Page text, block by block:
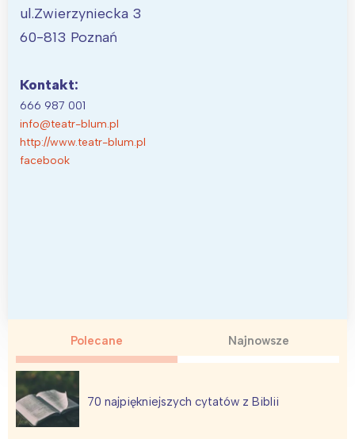
ul.Zwierzyniecka 3
60-813 Poznań
Kontakt:
666 987 001
info@teatr-blum.pl
http://www.teatr-blum.pl
facebook
Polecane Najnowsze
70 najpiękniejszych cytatów z Biblii